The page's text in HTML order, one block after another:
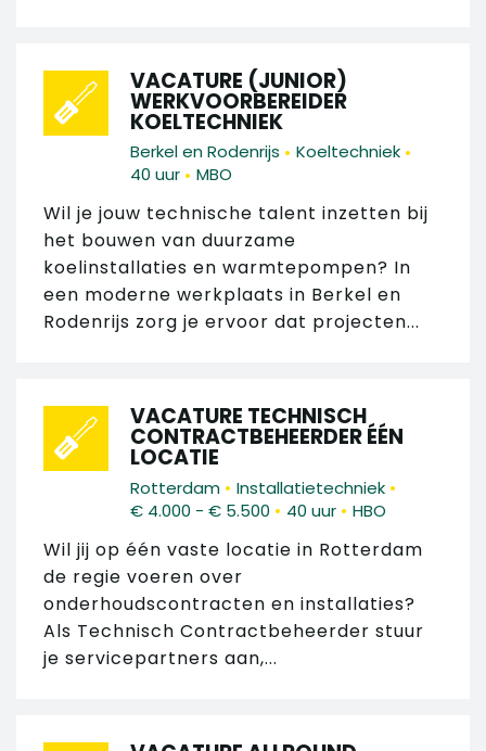
VACATURE (JUNIOR)
WERKVOORBEREIDER
KOELTECHNIEK
Berkel en Rodenrijs • Koeltechniek •
40 uur • MBO
Wil je jouw technische talent inzetten bij
het bouwen van duurzame
koelinstallaties en warmtepompen? In
een moderne werkplaats in Berkel en
Rodenrijs zorg je ervoor dat projecten...
VACATURE TECHNISCH
CONTRACTBEHEERDER ÉÉN
LOCATIE
Rotterdam • Installatietechniek •
€ 4.000 - € 5.500 • 40 uur • HBO
Wil jij op één vaste locatie in Rotterdam
de regie voeren over
onderhoudscontracten en installaties?
Als Technisch Contractbeheerder stuur
je servicepartners aan,...